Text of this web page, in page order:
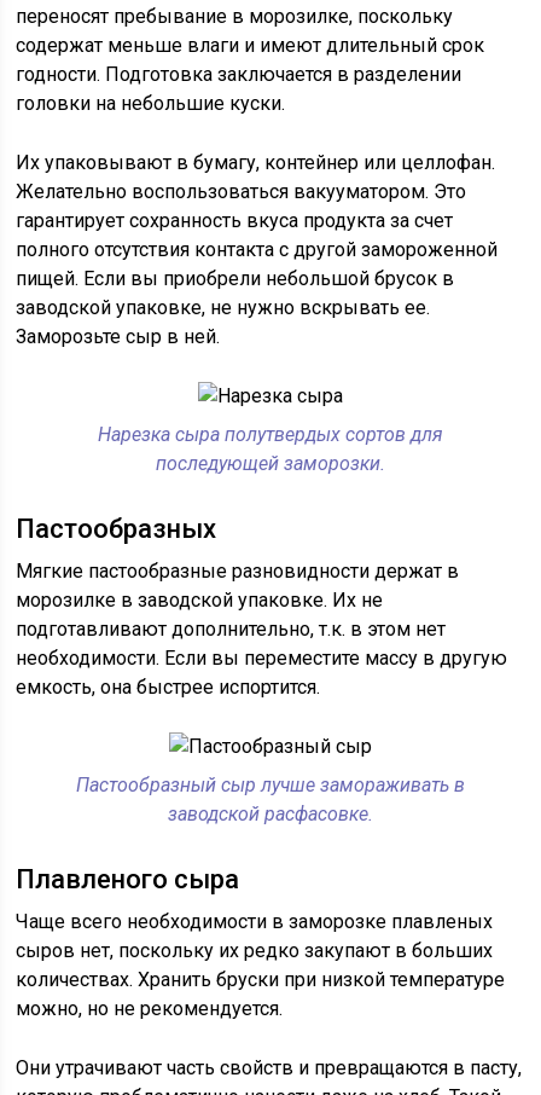
переносят пребывание в морозилке, поскольку
содержат меньше влаги и имеют длительный срок
годности. Подготовка заключается в разделении
головки на небольшие куски.
Их упаковывают в бумагу, контейнер или целлофан.
Желательно воспользоваться вакууматором. Это
гарантирует сохранность вкуса продукта за счет
полного отсутствия контакта с другой замороженной
пищей. Если вы приобрели небольшой брусок в
заводской упаковке, не нужно вскрывать ее.
Заморозьте сыр в ней.
Нарезка сыра полутвердых сортов для
последующей заморозки.
Пастообразных
Мягкие пастообразные разновидности держат в
морозилке в заводской упаковке. Их не
подготавливают дополнительно, т.к. в этом нет
необходимости. Если вы переместите массу в другую
емкость, она быстрее испортится.
Пастообразный сыр лучше замораживать в
заводской расфасовке.
Плавленого сыра
Чаще всего необходимости в заморозке плавленых
сыров нет, поскольку их редко закупают в больших
количествах. Хранить бруски при низкой температуре
можно, но не рекомендуется.
Они утрачивают часть свойств и превращаются в пасту,